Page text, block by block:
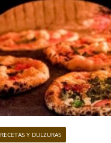
RECETAS Y DULZURAS